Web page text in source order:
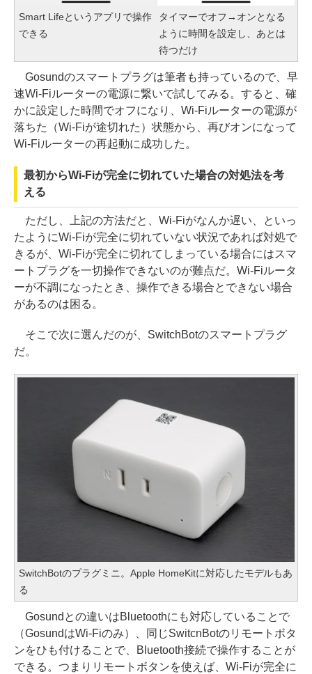
Smart Lifeというアプリで操作
できる
タイマーでオフ→オンとなる
ように時間を設定し、あとは
待つだけ
Gosundのスマートプラグは筆者も持っているので、早
速Wi-Fiルーターの電源に繋いで試してみる。すると、確
かに設定した時間でオフになり、Wi-Fiルーターの電源が
落ちた（Wi-Fiが途切れた）状態から、再びオンになって
Wi-Fiルーターの再起動に成功した。
最初からWi-Fiが完全に切れていた場合の対処法を考
える
ただし、上記の方法だと、Wi-Fiがなんか遅い、といっ
たようにWi-Fiが完全に切れていない状況であれば対処で
きるが、Wi-Fiが完全に切れてしまっている場合にはスマ
ートプラグを一切操作できないのが難点だ。Wi-Fiルータ
ーが不調になったとき、操作できる場合とできない場合
があるのは困る。
そこで次に選んだのが、SwitchBotのスマートプラグ
だ。
SwitchBotのプラグミニ。Apple HomeKitに対応したモデルもあ
る
Gosundとの違いはBluetoothにも対応していることで
（GosundはWi-Fiのみ）、同じSwitcnBotのリモートボタ
ンをひも付けることで、Bluetooth接続で操作することが
できる。つまりリモートボタンを使えば、Wi-Fiが完全に